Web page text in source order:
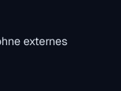
externes